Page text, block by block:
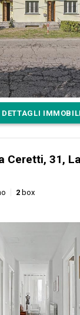
DETTAGLI
Ceretti, 31,
2 box